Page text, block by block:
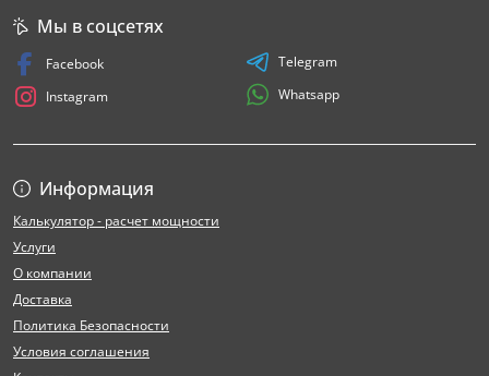
Информация
Калькулятор - расчет мощности
Услуги
О компании
Доставка
Политика Безопасности
Условия соглашения
Мы в соцсетях
Facebook
Instagram
Telegram
Whatsapp